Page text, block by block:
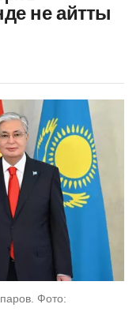
не айтты
Фото: